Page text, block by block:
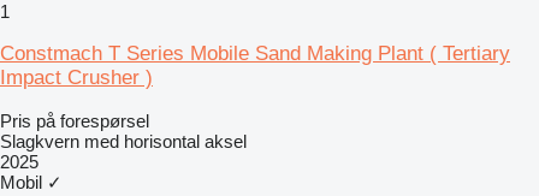
1
Constmach T Series Mobile Sand Making Plant ( Tertiary
Impact Crusher )
Pris på forespørsel
Slagkvern med horisontal aksel
2025
Mobil ✓